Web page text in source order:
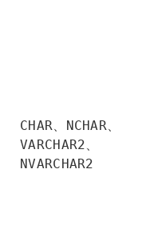
CHAR、 NCHAR、
VARCHAR2、
NVARCHAR2